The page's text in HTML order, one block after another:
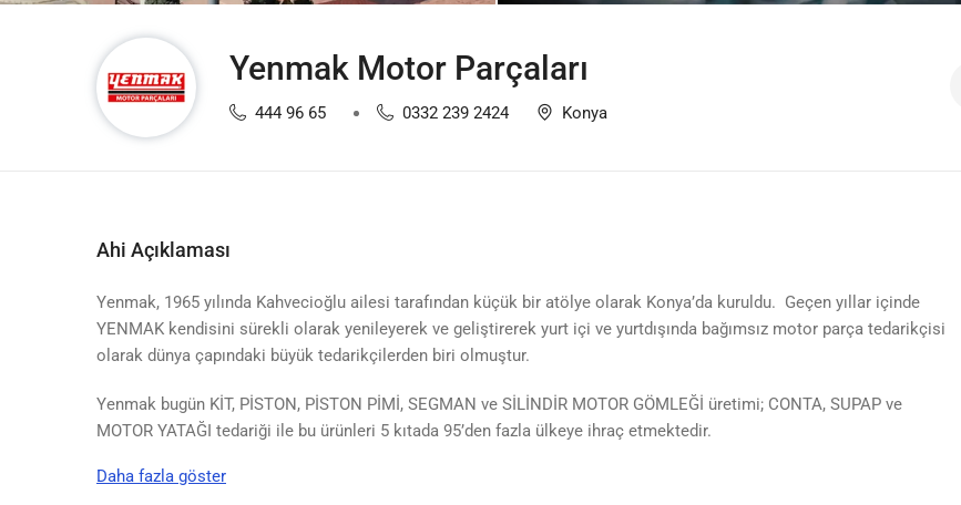
Yenmak Motor Parçaları
444 96 65 0332 239 2424 Konya
Ahi Açıklaması
Yenmak, 1965 yılında Kahvecioğlu ailesi tarafından küçük bir atölye olarak Konya’da kuruldu. Geçen yıllar içinde
YENMAK kendisini sürekli olarak yenileyerek ve geliştirerek yurt içi ve yurtdışında bağımsız motor parça tedarikçisi
olarak dünya çapındaki büyük tedarikçilerden biri olmuştur.
Yenmak bugün KİT, PİSTON, PİSTON PİMİ, SEGMAN ve SİLİNDİR MOTOR GÖMLEĞİ üretimi; CONTA, SUPAP ve
MOTOR YATAĞI tedariği ile bu ürünleri 5 kıtada 95’den fazla ülkeye ihraç etmektedir.
Siz değerli müşterilerimiz için uzun soluklu bir iş ortağı olarak nihai güven, en iyi kalite ve makul fiyatın yanı sıra,
Daha fazla göster